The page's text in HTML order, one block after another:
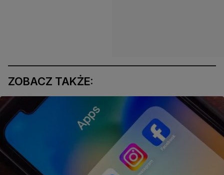
ZOBACZ TAKŻE: